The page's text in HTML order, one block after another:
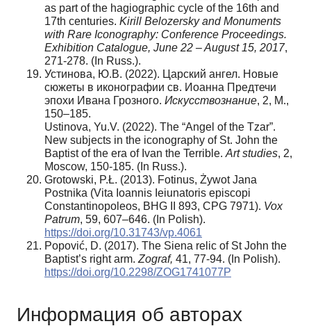
as part of the hagiographic cycle of the 16th and
17th centuries. Kirill Belozersky and Monuments
with Rare Iconography: Conference Proceedings.
Exhibition Catalogue, June 22 – August 15, 2017,
271-278. (In Russ.).
Устинова, Ю.В. (2022). Царский ангел. Новые
сюжеты в иконографии св. Иоанна Предтечи
эпохи Ивана Грозного. Искусствознание, 2, М.,
150–185.
Ustinova, Yu.V. (2022). The “Angel of the Tzar”.
New subjects in the iconography of St. John the
Baptist of the era of Ivan the Terrible. Art studies, 2,
Moscow, 150-185. (In Russ.).
Grotowski, P.Ł. (2013). Fotinus, Żywot Jana
Postnika (Vita Ioannis Ieiunatoris episcopi
Constantinopoleos, BHG II 893, CPG 7971). Vox
Patrum, 59, 607–646. (In Polish).
https://doi.org/10.31743/vp.4061
Popović, D. (2017). The Siena relic of St John the
Baptist’s right arm. Zograf, 41, 77-94. (In Polish).
https://doi.org/10.2298/ZOG1741077P
Информация об авторах